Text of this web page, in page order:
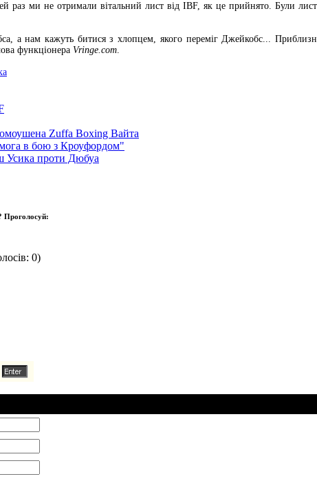
ми не отримали вітальний лист від IBF, як це прийнято. Були
а нам кажуть битися з хлопцем, якого переміг Джейкобс...
функціонера Vringe.com
Zuffa Boxing Вайта
в бою з Кроуфордом"
Усика проти Дюбуа
Проголосуй:
0)